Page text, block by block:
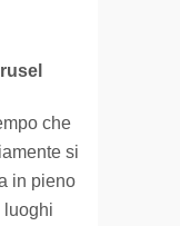
che
si
in pieno
luoghi